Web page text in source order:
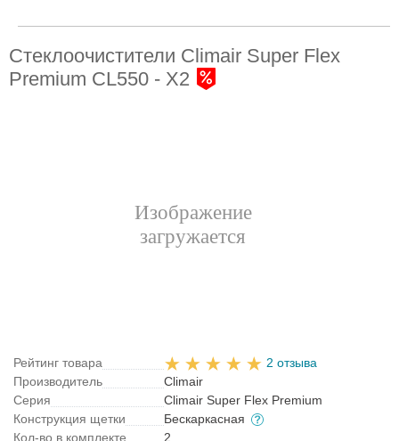
Стеклоочистители Climair Super Flex
Premium CL550 - X2
Рейтинг товара
2 отзыва
Производитель
Climair
Серия
Climair Super Flex Premium
Конструкция щетки
Бескаркасная
Кол-во в комплекте
2